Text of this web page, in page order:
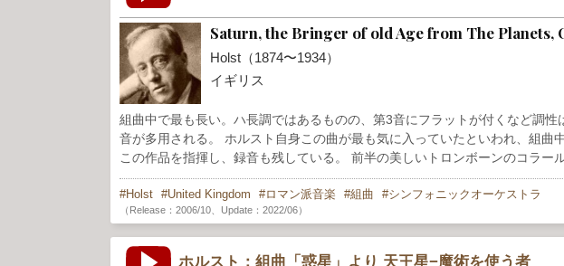
Saturn, the Bringer of old Age from The Planets,
Holst（1874〜1934）
イギリス
組曲中で最も長い。ハ長調ではあるものの、第3音にフラットが付くなど調
音が多用される。 ホルスト自身この曲が最も気に入っていたといわれ、組曲
この作品を指揮し、録音も残している。 前半の美しいトロンボーンのコラー
Holst United Kingdom ロマン派音楽 組曲 シンフォニックオーケストラ
（Release：2006/10、Update：2022/06）
ホルスト：組曲「惑星」より 天王星−魔術を使う者